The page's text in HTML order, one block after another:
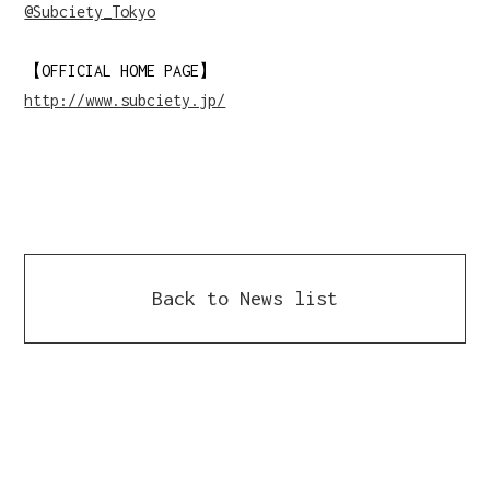
@Subciety_Tokyo
【OFFICIAL HOME PAGE】
http://www.subciety.jp/
Back to News list